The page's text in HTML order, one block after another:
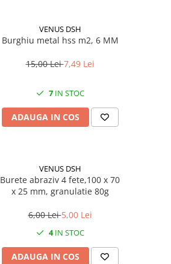
VENUS DSH
Burghiu metal hss m2, 6 MM
15,00 Lei7,49 Lei
7IN STOC
ADAUGA IN COS
VENUS DSH
Burete abraziv 4 fete,100 x 70
x 25 mm, granulatie 80g
6,00 Lei5,00 Lei
4IN STOC
ADAUGA IN COS